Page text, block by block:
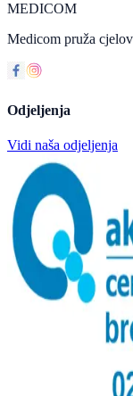
MEDICOM
Medicom pruža
Odjeljenja
Vidi naša odjeljenja